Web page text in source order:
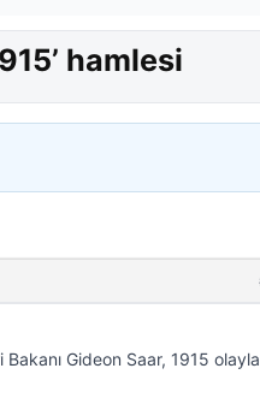
hamlesi
Bakanı Gideon Saar, 1915